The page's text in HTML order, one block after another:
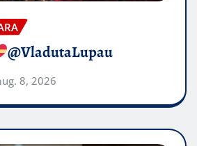
@VladutaLupau
8, 2026